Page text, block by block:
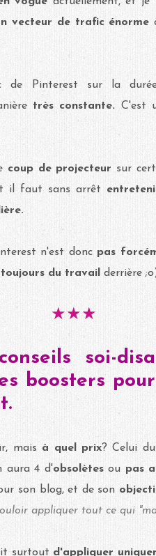
vecteur de trafic énorme
de Pinterest sur la
très constante. C'est
coup de projecteur sur
il faut sans arrêt
n'est donc pas
toujours du travail derrière
★★★
soi-
boosters
mais à quel prix? Celui
aura 4 d'obsolètesou pas
son blog, et de son
appliquer tout ce qui
surtout d'appliquer